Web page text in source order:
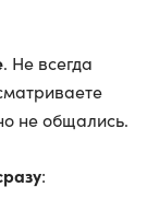
. Не всегда
не общались.
: